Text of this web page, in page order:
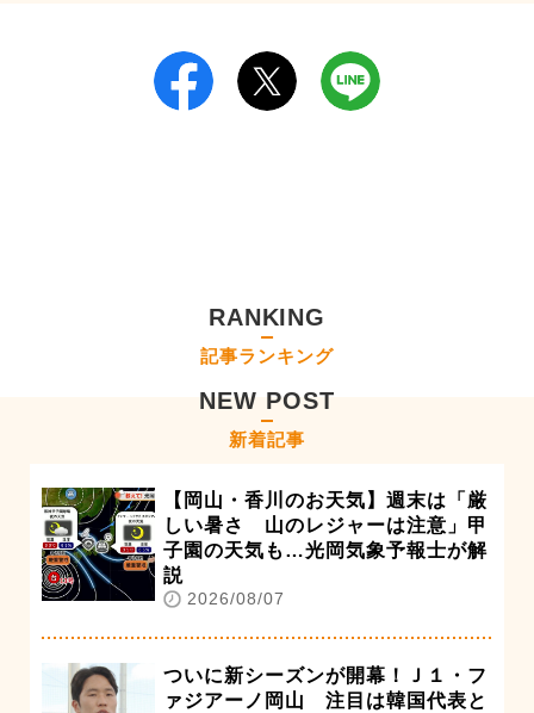
RANKING
記事ランキング
NEW POST
新着記事
【岡山・香川のお天気】週末は「厳
しい暑さ 山のレジャーは注意」甲
子園の天気も…光岡気象予報士が解
説
2026/08/07
ついに新シーズンが開幕！Ｊ１・フ
ァジアーノ岡山 注目は韓国代表と